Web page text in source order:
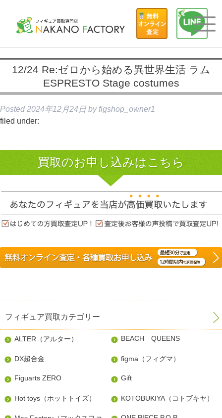
12/24 Re:ゼロから始める異世界生活 ラム
ESPRESTO Stage costumes
Posted 2024年12月24日 by figshop_owner1
filed under:
買取のお申し込みはこちら
フィギュア買取カテゴリー
ALTER（アルター） BEACH QUEENS
DX超合金 figma（フィグマ）
Figuarts ZERO Gift
Hot toys（ホットトイズ） KOTOBUKIYA（コトブキヤ）